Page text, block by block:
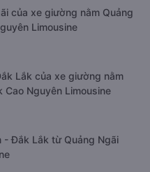
của xe giường nằm Quảng
Limousine
Lắk của xe giường nằm
Cao Nguyên Limousine
- Đắk Lắk từ Quảng Ngãi